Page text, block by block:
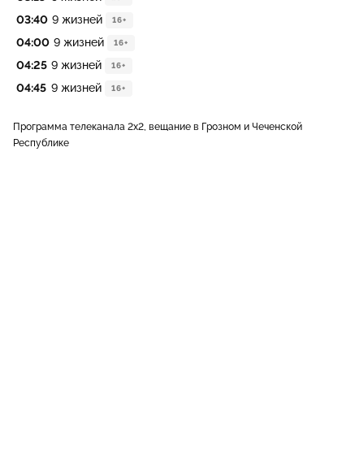
03:40 9 жизней 16+
04:00 9 жизней 16+
04:25 9 жизней 16+
04:45 9 жизней 16+
Программа телеканала 2x2, вещание в Грозном и Чеченской
Республике